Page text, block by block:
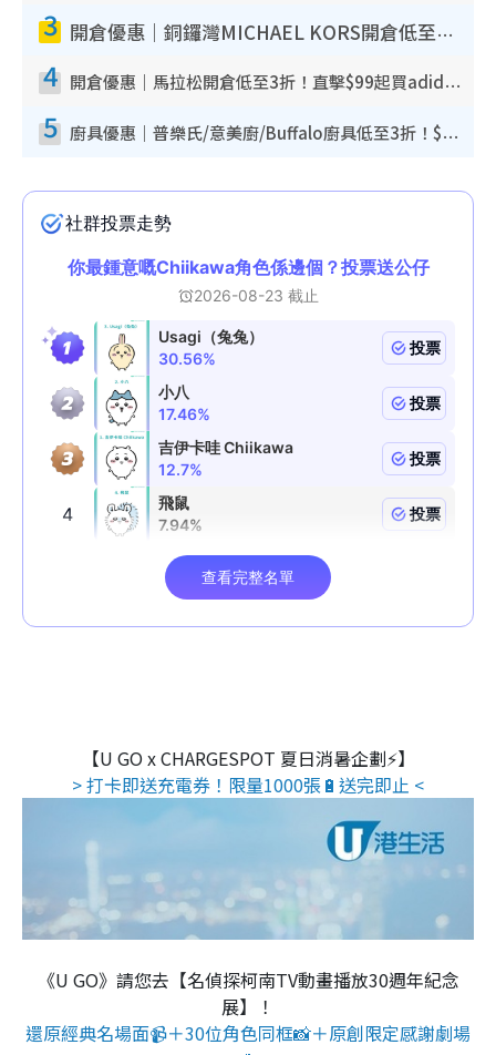
3 開倉優惠｜銅鑼灣MICHAEL KORS開倉低至17折！直擊$500起買手袋/銀包/鞋款 必買經典Jet Set系列
4 開倉優惠｜馬拉松開倉低至3折！直擊$99起買adidas／New Balance／Puma鞋款 STANLEY保溫杯劈價至$119起
5 廚具優惠｜普樂氏/意美廚/Buffalo廚具低至3折！$89起買煎鍋／炒鑊／個人鍋 同場小家電激減至$99起
【U GO x CHARGESPOT 夏日消暑企劃⚡】
> 打卡即送充電券！限量1000張🔋送完即止 <
《U GO》請您去【名偵探柯南TV動畫播放30週年紀念
展】！
還原經典名場面📹＋30位角色同框📸＋原創限定感謝劇場